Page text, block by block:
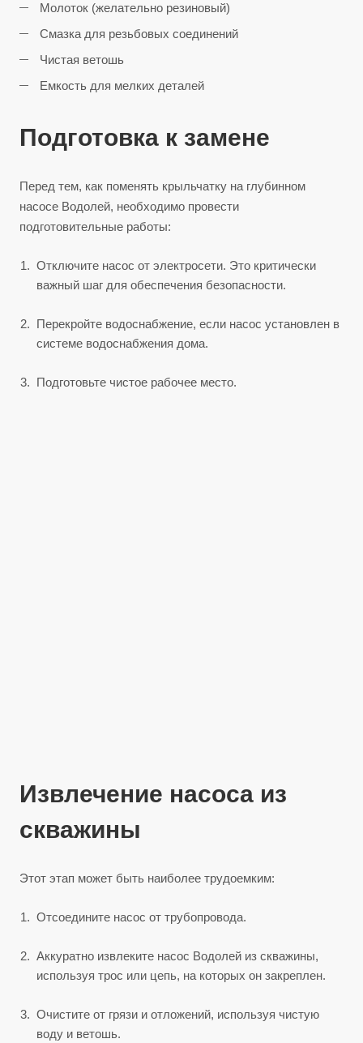
Молоток (желательно резиновый)
Смазка для резьбовых соединений
Чистая ветошь
Емкость для мелких деталей
Подготовка к замене
Перед тем, как поменять крыльчатку на глубинном
насосе Водолей, необходимо провести
подготовительные работы:
Отключите насос от электросети. Это критически
важный шаг для обеспечения безопасности.
Перекройте водоснабжение, если насос установлен в
системе водоснабжения дома.
Подготовьте чистое рабочее место.
Извлечение насоса из
скважины
Этот этап может быть наиболее трудоемким:
Отсоедините насос от трубопровода.
Аккуратно извлеките насос Водолей из скважины,
используя трос или цепь, на которых он закреплен.
Очистите от грязи и отложений, используя чистую
воду и ветошь.